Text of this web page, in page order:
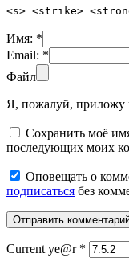
<s> <strike>
Имя: *
Email: *
Файл
Я, пожалуй, приложу
Сохранить моё
последующих моих
Оповещать о
подписаться без
Current ye@r *